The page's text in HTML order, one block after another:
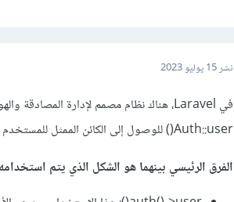
نشر15 يوليو 2023
Auth::user() للوصول إلى الكائن الممثل للمستخدم المصادق عليه في تطبيق Laravel.
الفرق الرئيسي بينهما هو الشكل الذي يتم